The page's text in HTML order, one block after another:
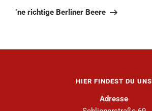
’ne richtige Berliner Beere
HIER FINDEST DU UNS
Adresse